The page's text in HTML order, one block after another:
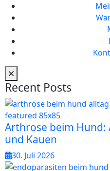
Recent Posts
Arthrose beim Hund:
und Kauen
30. Juli 2026